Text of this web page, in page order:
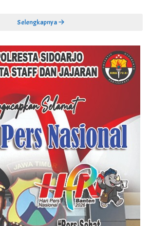
Selengkapnya